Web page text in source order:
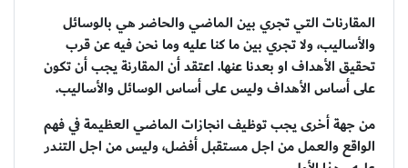
المقارنات التي تجري بين الماضي والحاضر هي بالوسائل
والأساليب، ولا تجري بين ما كنا عليه وما نحن فيه عن قرب
تحقيق الأهداف او بعدنا عنها. اعتقد أن المقارنة يجب أن تكون
على أساس الأهداف وليس على أساس الوسائل والأساليب.
من جهة أخرى يجب توظيف انجازات الماضي العظيمة في فهم
الواقع والعمل من اجل مستقبل أفضل، وليس من اجل التندر